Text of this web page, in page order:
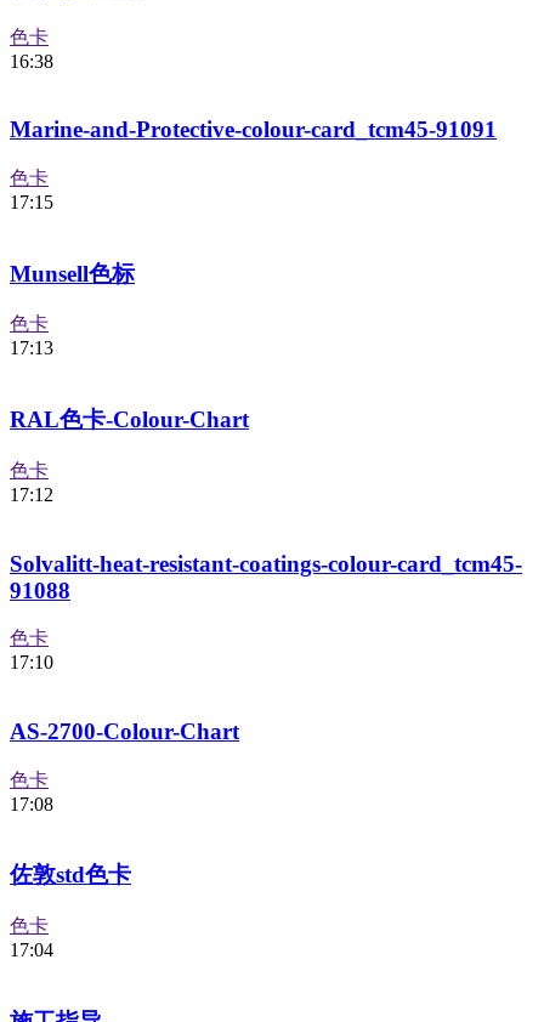
色卡
16:38
Marine-and-Protective-colour-card_tcm45-91091
色卡
17:15
Munsell色标
色卡
17:13
RAL色卡-Colour-Chart
色卡
17:12
Solvalitt-heat-resistant-coatings-colour-card_tcm45-
91088
色卡
17:10
AS-2700-Colour-Chart
色卡
17:08
佐敦std色卡
色卡
17:04